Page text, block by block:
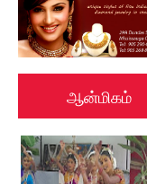
ஆன்மிகம்